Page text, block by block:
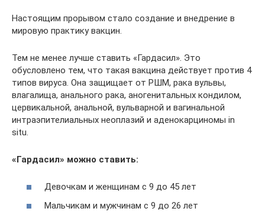
Настоящим прорывом стало создание и внедрение в
мировую практику вакцин.
Тем не менее лучше ставить «Гардасил». Это
обусловлено тем, что такая вакцина действует против 4
типов вируса. Она защищает от РШМ, рака вульвы,
влагалища, анального рака, аногенитальных кондилом,
цервикальной, анальной, вульварной и вагинальной
интраэпителиальных неоплазий и аденокарциномы in
situ.
«Гардасил» можно ставить:
Девочкам и женщинам с 9 до 45 лет
Мальчикам и мужчинам с 9 до 26 лет